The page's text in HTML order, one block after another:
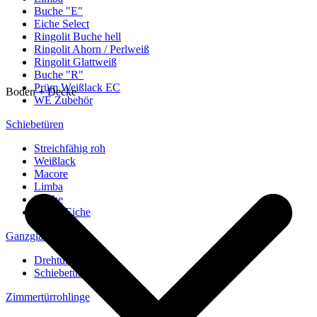
Buche "E"
Eiche Select
Ringolit Buche hell
Ringolit Ahorn / Perlweiß
Ringolit Glattweiß
Buche "R"
Prüm Weißlack EC
WE Zubehör
Schiebetüren
Streichfähig roh
Weißlack
Macore
Limba
Buche
europ. Eiche
Ganzglastüren
Drehtüren
Schiebetüren
Zimmertürrohlinge
Boden + Decke